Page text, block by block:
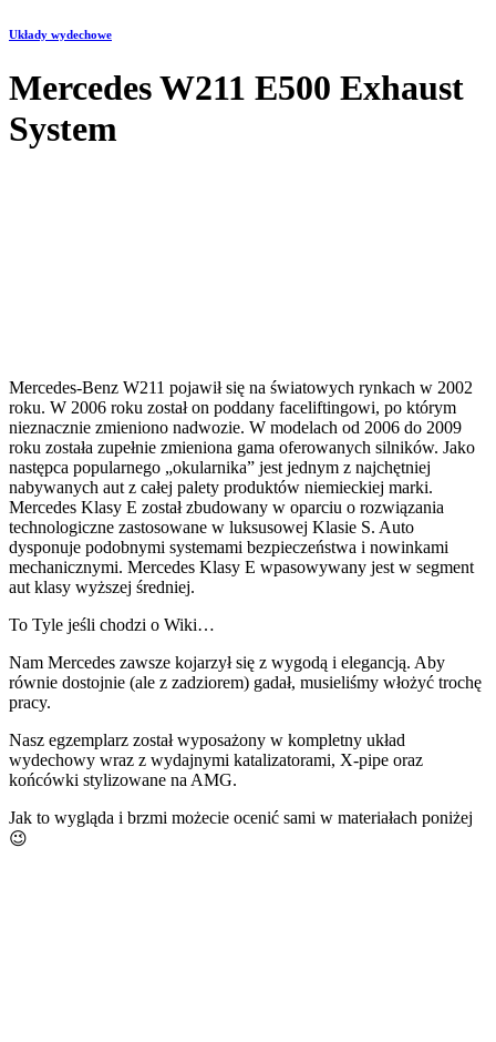
Układy wydechowe
Mercedes W211 E500 Exhaust
System
Mercedes-Benz W211 pojawił się na światowych rynkach w 2002
roku. W 2006 roku został on poddany faceliftingowi, po którym
nieznacznie zmieniono nadwozie. W modelach od 2006 do 2009
roku została zupełnie zmieniona gama oferowanych silników. Jako
następca popularnego „okularnika” jest jednym z najchętniej
nabywanych aut z całej palety produktów niemieckiej marki.
Mercedes Klasy E został zbudowany w oparciu o rozwiązania
technologiczne zastosowane w luksusowej Klasie S. Auto
dysponuje podobnymi systemami bezpieczeństwa i nowinkami
mechanicznymi. Mercedes Klasy E wpasowywany jest w segment
aut klasy wyższej średniej.
To Tyle jeśli chodzi o Wiki…
Nam Mercedes zawsze kojarzył się z wygodą i elegancją. Aby
równie dostojnie (ale z zadziorem) gadał, musieliśmy włożyć trochę
pracy.
Nasz egzemplarz został wyposażony w kompletny układ
wydechowy wraz z wydajnymi katalizatorami, X-pipe oraz
końcówki stylizowane na AMG.
Jak to wygląda i brzmi możecie ocenić sami w materiałach poniżej
😉